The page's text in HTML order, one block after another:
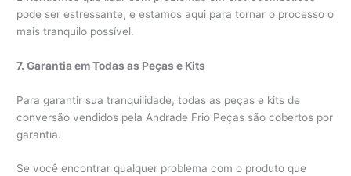
pode ser estressante, e estamos aqui para tornar o processo o
mais tranquilo possível.
7. Garantia em Todas as Peças e Kits
Para garantir sua tranquilidade, todas as peças e kits de
conversão vendidos pela Andrade Frio Peças são cobertos por
garantia.
Se você encontrar qualquer problema com o produto que